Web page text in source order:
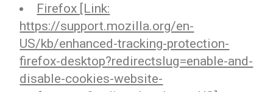
Firefox [Link:
https://support.mozilla.org/en-
US/kb/enhanced-tracking-protection-
firefox-desktop?redirectslug=enable-and-
disable-cookies-website-